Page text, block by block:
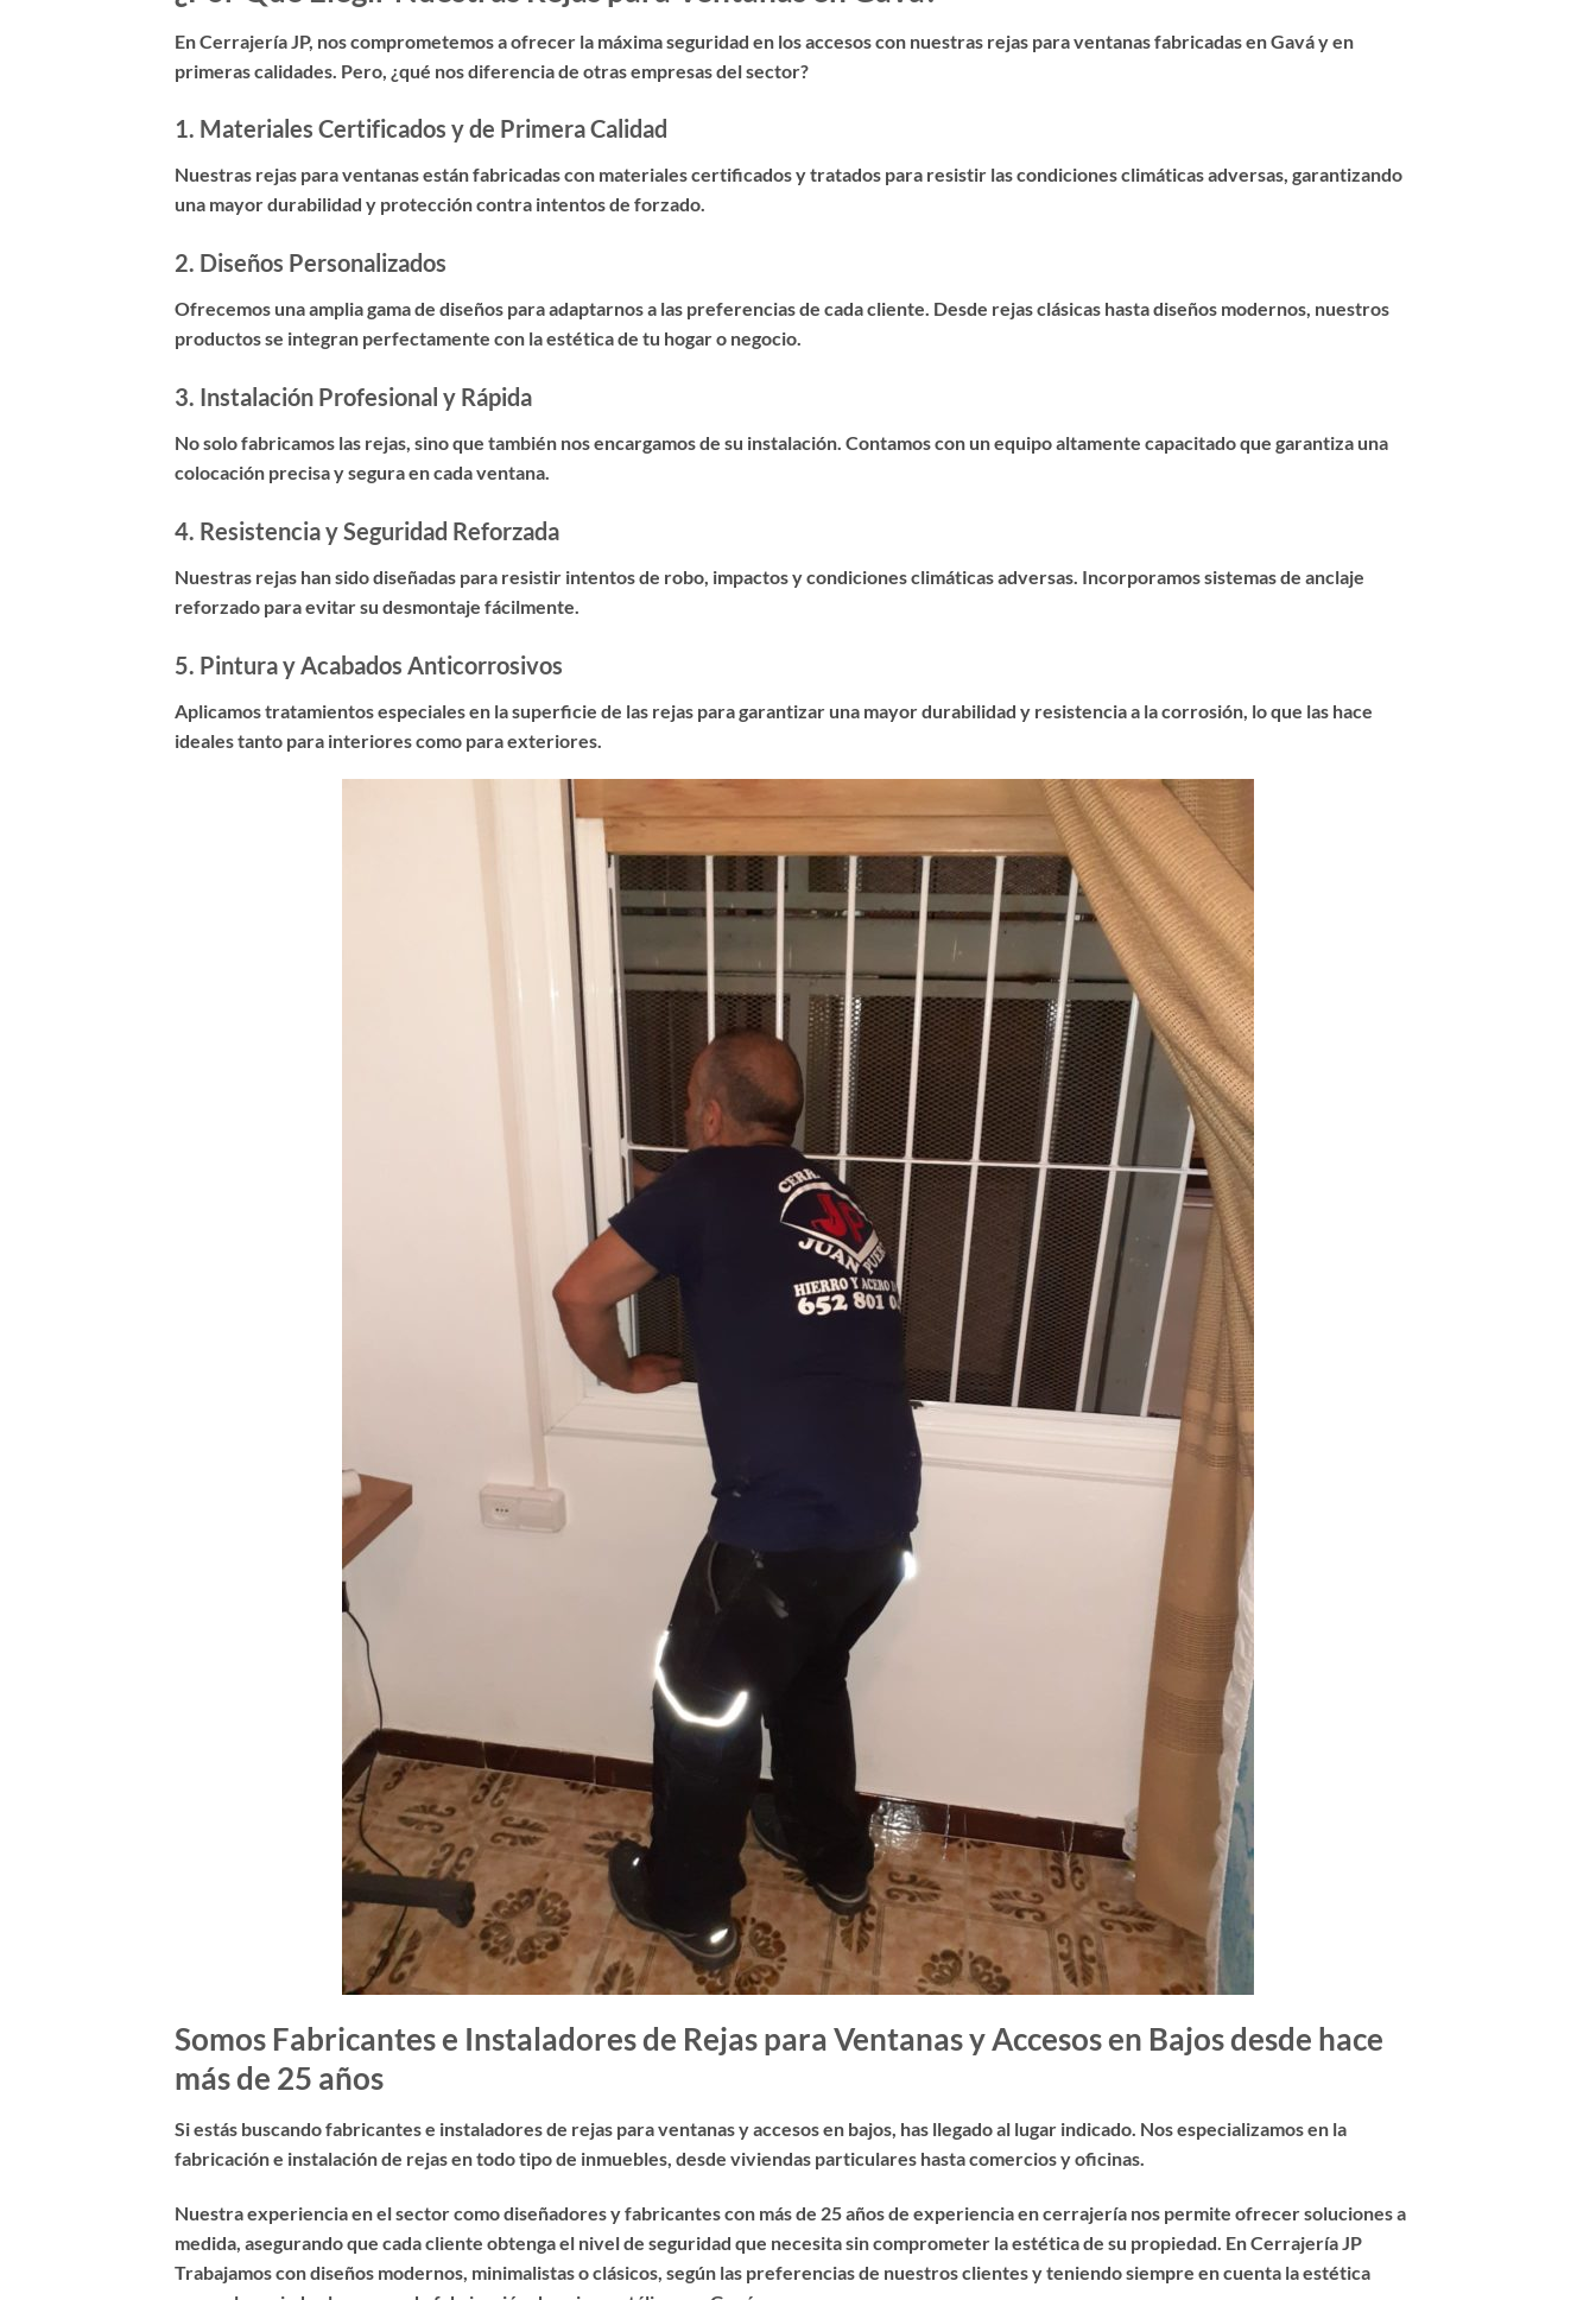
En Cerrajería JP, nos comprometemos a ofrecer la máxima seguridad en los accesos con nuestras rejas para ventanas fabricadas en Gavá y en
primeras calidades . Pero, ¿qué nos diferencia de otras empresas del sector?
1. Materiales Certificados y de Primera Calidad
Nuestras rejas para ventanas están fabricadas con materiales certificados y tratados para resistir las condiciones climáticas adversas, garantizando
una mayor durabilidad y protección contra intentos de forzado.
2. Diseños Personalizados
Ofrecemos una amplia gama de diseños para adaptarnos a las preferencias de cada cliente. Desde rejas clásicas hasta diseños modernos, nuestros
productos se integran perfectamente con la estética de tu hogar o negocio.
3. Instalación Profesional y Rápida
No solo fabricamos las rejas, sino que también nos encargamos de su instalación. Contamos con un equipo altamente capacitado que garantiza una
colocación precisa y segura en cada ventana.
4. Resistencia y Seguridad Reforzada
Nuestras rejas han sido diseñadas para resistir intentos de robo, impactos y condiciones climáticas adversas. Incorporamos sistemas de anclaje
reforzado para evitar su desmontaje fácilmente.
5. Pintura y Acabados Anticorrosivos
Aplicamos tratamientos especiales en la superficie de las rejas para garantizar una mayor durabilidad y resistencia a la corrosión, lo que las hace
ideales tanto para interiores como para exteriores.
Somos Fabricantes e Instaladores de Rejas para Ventanas y Accesos en Bajos desde hace
más de 25 años
Si estás buscandofabricantes e instaladores de rejas para ventanas y accesos en bajos, has llegado al lugar indicado. Nos especializamos en la
fabricación e instalación de rejas en todo tipo de inmuebles, desde viviendas particulares hasta comercios y oficinas.
Nuestra experiencia en el sector como diseñadores y fabricantes con más de 25 años de experiencia en cerrajería nos permite ofrecer soluciones a
medida, asegurando que cada cliente obtenga el nivel de seguridad que necesita sin comprometer la estética de su propiedad. En Cerrajería JP
Trabajamos con diseños modernos, minimalistas o clásicos, según las preferencias de nuestros clientes y teniendo siempre en cuenta la estética